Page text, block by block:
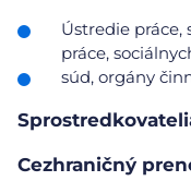
Ústredie práce,
práce,
súd, orgány
Cezhraničný